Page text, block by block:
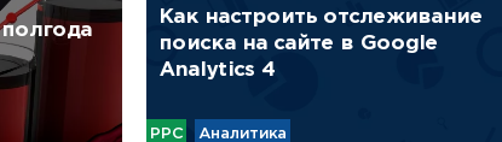
Как настроить отслеживание
поиска на сайте в Google
Analytics 4
PPC Аналитика